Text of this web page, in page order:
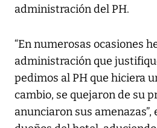
administración del PH.
“En numerosas ocasiones
administración que
pedimos al PH que hiciera
cambio, se quejaron de su
anunciaron sus amenazas”,